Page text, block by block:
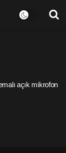
açık mikrofon